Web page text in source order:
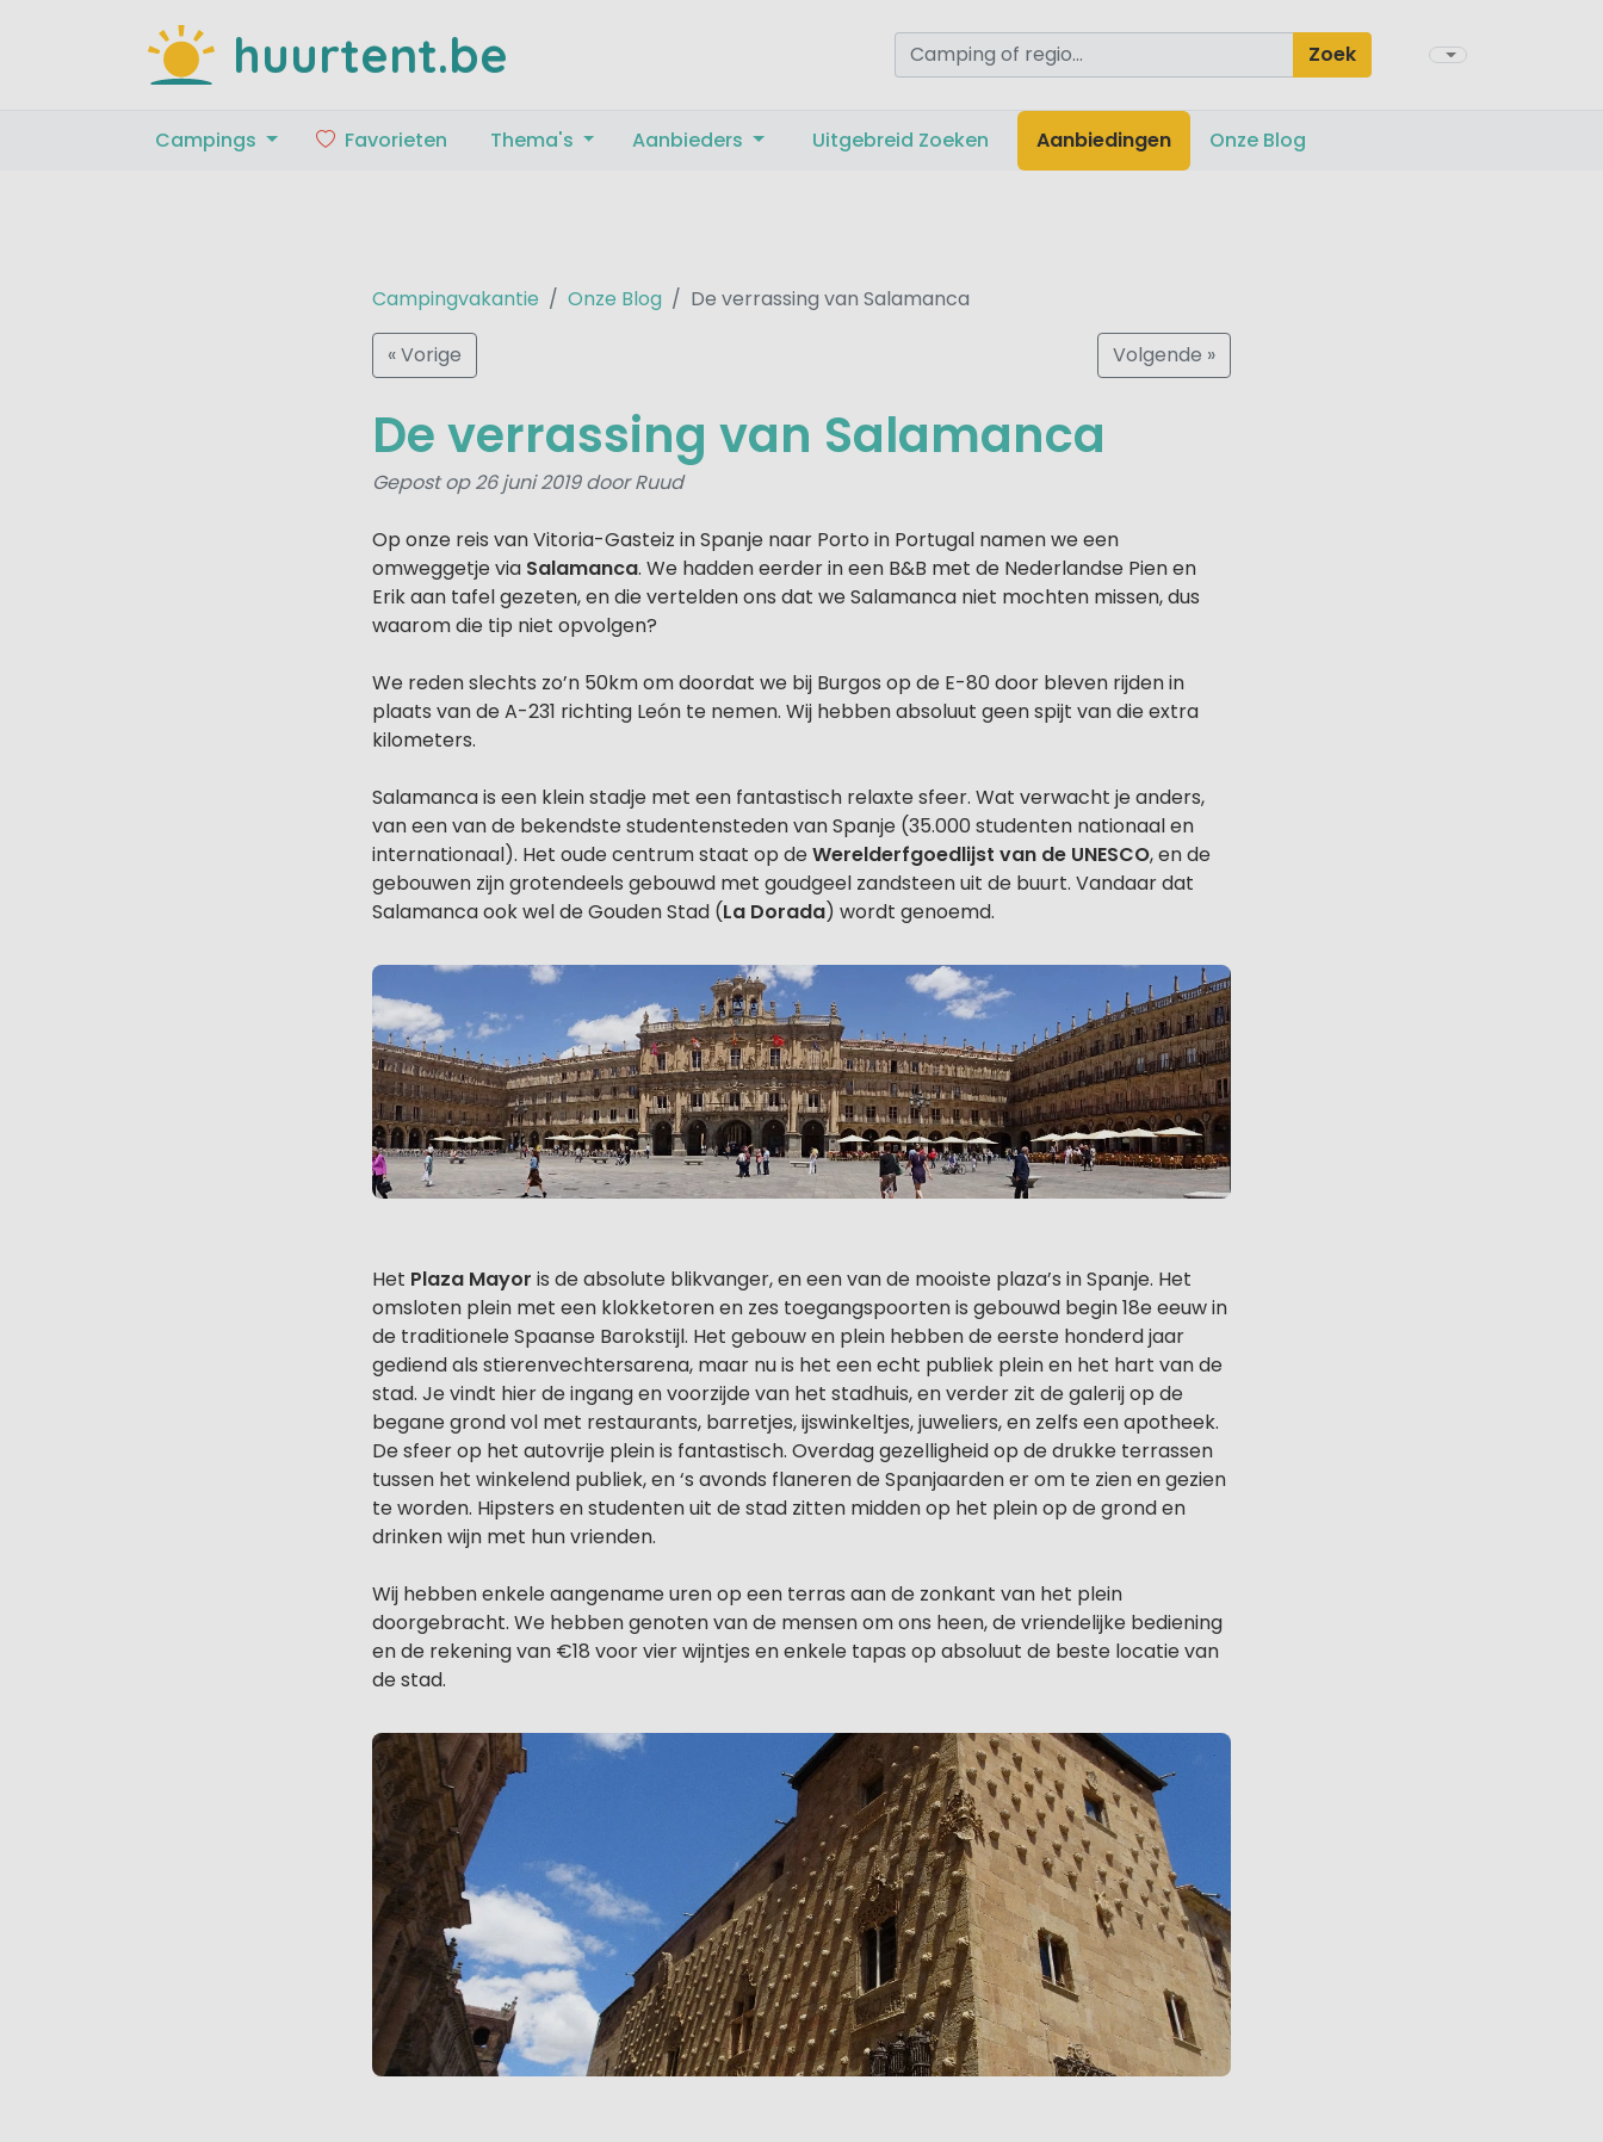
huurtent.be Zoek
Campings Favorieten Thema's Aanbieders Uitgebreid Zoeken Aanbiedingen Onze Blog
Campingvakantie Onze Blog De verrassing van Salamanca
« Vorige Volgende »
De verrassing van Salamanca
Gepost op 26 juni 2019 door Ruud
Op onze reis van Vitoria-Gasteiz in Spanje naar Porto in Portugal namen we een
omweggetje via Salamanca. We hadden eerder in een B&B met de Nederlandse Pien en
Erik aan tafel gezeten, en die vertelden ons dat we Salamanca niet mochten missen, dus
waarom die tip niet opvolgen?
We reden slechts zo’n 50km om doordat we bij Burgos op de E-80 door bleven rijden in
plaats van de A-231 richting León te nemen. Wij hebben absoluut geen spijt van die extra
kilometers.
Salamanca is een klein stadje met een fantastisch relaxte sfeer. Wat verwacht je anders,
van een van de bekendste studentensteden van Spanje (35.000 studenten nationaal en
internationaal). Het oude centrum staat op de Werelderfgoedlijst van de UNESCO, en de
gebouwen zijn grotendeels gebouwd met goudgeel zandsteen uit de buurt. Vandaar dat
Salamanca ook wel de Gouden Stad (La Dorada) wordt genoemd.
Het Plaza Mayor is de absolute blikvanger, en een van de mooiste plaza’s in Spanje. Het
omsloten plein met een klokketoren en zes toegangspoorten is gebouwd begin 18e eeuw in
de traditionele Spaanse Barokstijl. Het gebouw en plein hebben de eerste honderd jaar
gediend als stierenvechtersarena, maar nu is het een echt publiek plein en het hart van de
stad. Je vindt hier de ingang en voorzijde van het stadhuis, en verder zit de galerij op de
begane grond vol met restaurants, barretjes, ijswinkeltjes, juweliers, en zelfs een apotheek.
De sfeer op het autovrije plein is fantastisch. Overdag gezelligheid op de drukke terrassen
tussen het winkelend publiek, en ‘s avonds flaneren de Spanjaarden er om te zien en gezien
te worden. Hipsters en studenten uit de stad zitten midden op het plein op de grond en
drinken wijn met hun vrienden.
Wij hebben enkele aangename uren op een terras aan de zonkant van het plein
doorgebracht. We hebben genoten van de mensen om ons heen, de vriendelijke bediening
en de rekening van €18 voor vier wijntjes en enkele tapas op absoluut de beste locatie van
de stad.